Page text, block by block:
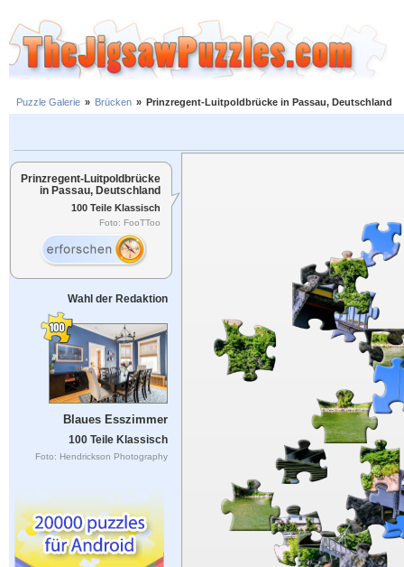
Puzzle Galerie » Brücken » Prinzregent-Luitpoldbrücke in Passau, Deutschland
Prinzregent-Luitpoldbrücke
in Passau, Deutschland
100 Teile Klassisch
Foto: FooTToo
Wahl der Redaktion
Blaues Esszimmer
100 Teile Klassisch
Foto: Hendrickson Photography